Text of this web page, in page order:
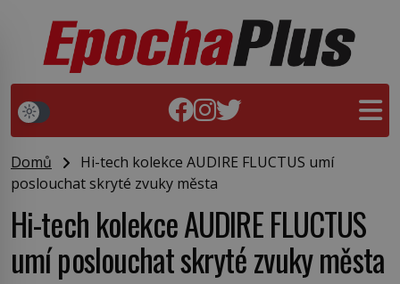
Domů
Hi-tech kolekce AUDIRE FLUCTUS umí
poslouchat skryté zvuky města
Hi-tech kolekce AUDIRE FLUCTUS
umí poslouchat skryté zvuky města